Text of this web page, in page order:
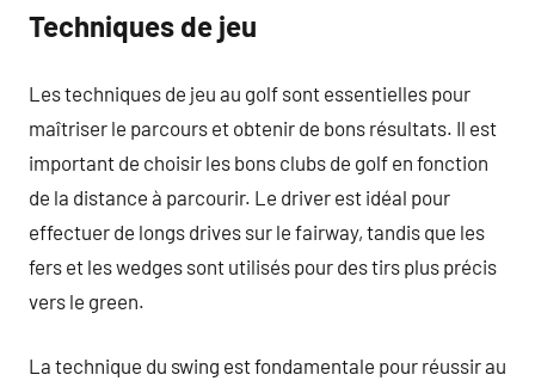
Techniques de jeu
Les techniques de jeu au golf sont essentielles pour
maîtriser le parcours et obtenir de bons résultats. Il est
important de choisir les bons clubs de golf en fonction
de la distance à parcourir. Le driver est idéal pour
effectuer de longs drives sur le fairway, tandis que les
fers et les wedges sont utilisés pour des tirs plus précis
vers le green.
La technique du swing est fondamentale pour réussir au